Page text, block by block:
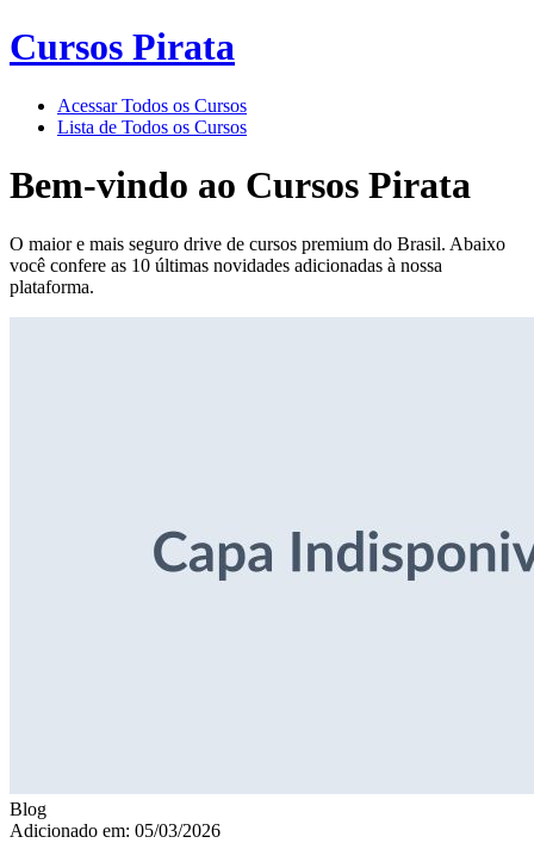
Cursos Pirata
Acessar Todos os Cursos
Lista de Todos os Cursos
Bem-vindo ao Cursos Pirata
O maior e mais seguro drive de cursos premium do Brasil. Abaixo
você confere as 10 últimas novidades adicionadas à nossa
plataforma.
Blog
Adicionado em: 05/03/2026